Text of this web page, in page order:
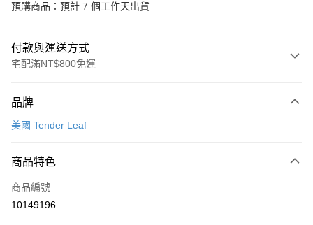
預購商品：預計 7 個工作天出貨
付款與運送方式
宅配滿NT$800免運
信用卡一次付款
Apple Pay
大哥付你分期
相關說明
品牌
美國 Tender Leaf
商品特色
商品編號
10149196